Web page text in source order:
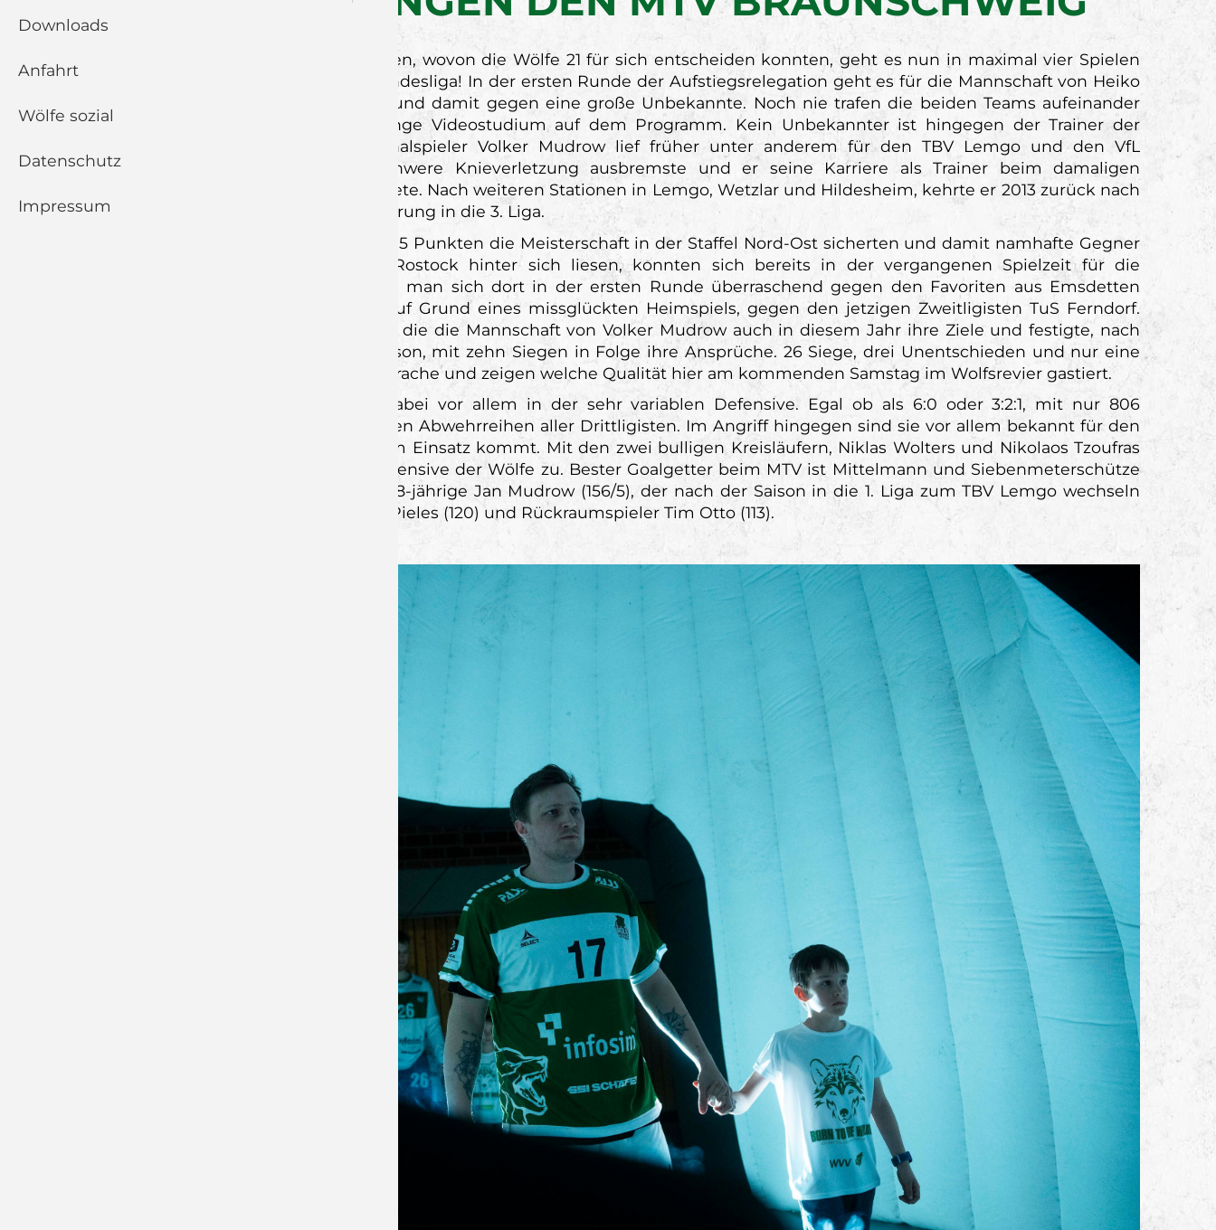
Nach einer langen Saison mit 30 Spielen, wovon die Wölfe 21 für sich entscheiden konnten, geht es nun in maximal vier Spielen
um den Aufstieg in die 2. Handball-Bundesliga! In der ersten Runde der Aufstiegsrelegation geht es für die Mannschaft von Heiko
Karrer gegen den MTV Braunschweig und damit gegen eine große Unbekannte. Noch nie trafen die beiden Teams aufeinander
und somit stand im Vorlauf eine Menge Videostudium auf dem Programm. Kein Unbekannter ist hingegen der Trainer der
Niedersachsen. Der ehemalige Nationalspieler Volker Mudrow lief früher unter anderem für den TBV Lemgo und den VfL
Gummersbach auf, ehe ihn eine schwere Knieverletzung ausbremste und er seine Karriere als Trainer beim damaligen
Verbandsligisten in Braunschweig startete. Nach weiteren Stationen in Lemgo, Wetzlar und Hildesheim, kehrte er 2013 zurück nach
Braunschweig und schaffte 2015 den Sprung in die 3. Liga.
Die Gäste, welche sich souverän mit 55:5 Punkten die Meisterschaft in der Staffel Nord-Ost sicherten und damit namhafte Gegner
wie den TuS Vinnhorst und Empor Rostock hinter sich liesen, konnten sich bereits in der vergangenen Spielzeit für die
Aufstiegsrunde qualifizieren. Nachdem man sich dort in der ersten Runde überraschend gegen den Favoriten aus Emsdetten
durchsetzen konnte, scheiterte man auf Grund eines missglückten Heimspiels, gegen den jetzigen Zweitligisten TuS Ferndorf.
Trotz des bitteren Scheiterns, verfolgte die die Mannschaft von Volker Mudrow auch in diesem Jahr ihre Ziele und festigte, nach
einem etwas holprigen Start in die Saison, mit zehn Siegen in Folge ihre Ansprüche. 26 Siege, drei Unentschieden und nur eine
Niederlage, sprechen eine deutliche Sprache und zeigen welche Qualität hier am kommenden Samstag im Wolfsrevier gastiert.
Die Stärke der Niedersachsen liegt dabei vor allem in der sehr variablen Defensive. Egal ob als 6:0 oder 3:2:1, mit nur 806
Gegentreffern stellen sie eine der besten Abwehrreihen aller Drittligisten. Im Angriff hingegen sind sie vor allem bekannt für den
siebten Feldspieler, der fast immer zum Einsatz kommt. Mit den zwei bulligen Kreisläufern, Niklas Wolters und Nikolaos Tzoufras
kommt hier Schwerstarbeit auf die Defensive der Wölfe zu. Bester Goalgetter beim MTV ist Mittelmann und Siebenmeterschütze
Philipp Krause (191/76), sowie der erst 18-jährige Jan Mudrow (156/5), der nach der Saison in die 1. Liga zum TBV Lemgo wechseln
wird. Dahinter folgen Linksaußen Bela Pieles (120) und Rückraumspieler Tim Otto (113).
Downloads
Anfahrt
Wölfe sozial
Datenschutz
Impressum